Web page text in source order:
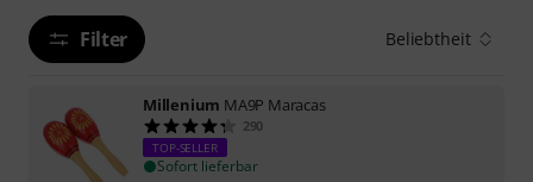
Filter Beliebtheit
Millenium MA9P Maracas
290
TOP-SELLER
Sofort lieferbar